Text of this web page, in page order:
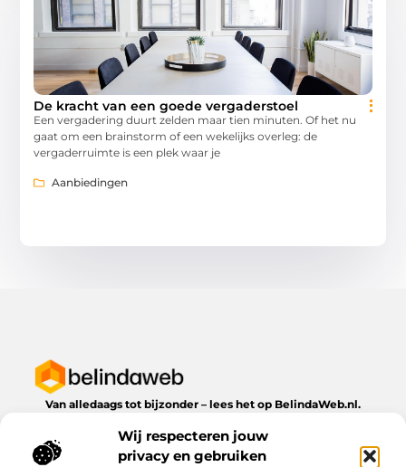
Wij respecteren jouw
privacy en gebruiken
De kracht van een goede vergaderstoel
Een vergadering duurt zelden maar tien minuten. Of het nu
gaat om een brainstorm of een wekelijks overleg: de
vergaderruimte is een plek waar je
Aanbiedingen
Van alledaags tot bijzonder – lees het op BelindaWeb.nl.
dagelijks leven te bieden heeft.